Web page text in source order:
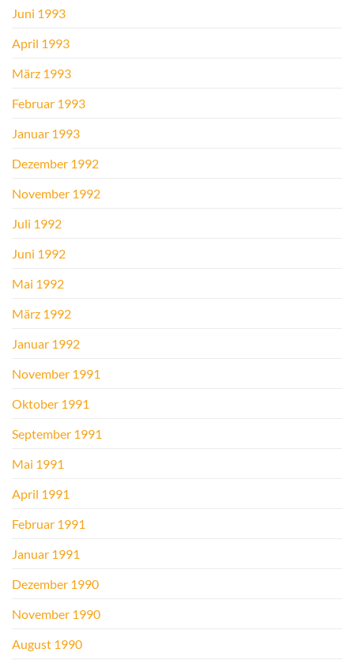
Juni 1993
April 1993
März 1993
Februar 1993
Januar 1993
Dezember 1992
November 1992
Juli 1992
Juni 1992
Mai 1992
März 1992
Januar 1992
November 1991
Oktober 1991
September 1991
Mai 1991
April 1991
Februar 1991
Januar 1991
Dezember 1990
November 1990
August 1990